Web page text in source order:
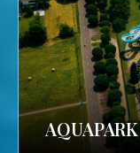
AQUAPARK